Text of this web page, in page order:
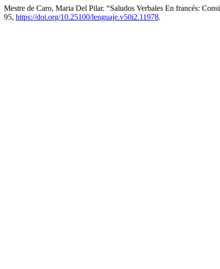
Mestre de Caro, Maria Del Pilar. “Saludos Verbales En francés:
95, https://doi.org/10.25100/lenguaje.v50i2.11978.